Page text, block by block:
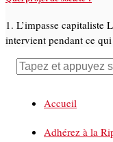
1. L’impasse capitaliste
intervient pendant ce
Accueil
Adhérez à la